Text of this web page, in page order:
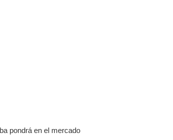
pondrá en el mercado